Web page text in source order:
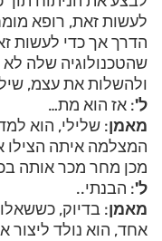
לעשות זאת, רופא
הדרך אך כדי לעשות
שהטכנולוגיה שלה
ולהשלות את עצמ,
ל': אז הוא מת…
מאמן: שלילי, הוא
המצלמה איתה הצילו
מכן מחר מכר אותה
ל': הבנתי..
מאמן: בדיוק,
אחד, הוא נולד ליצור